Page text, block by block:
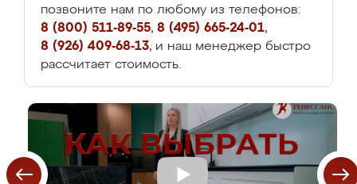
позвоните нам по любому из телефонов:
8 (800) 511-89-55, 8 (495) 665-24-01,
8 (926) 409-68-13, и наш менеджер быстро
рассчитает стоимость.